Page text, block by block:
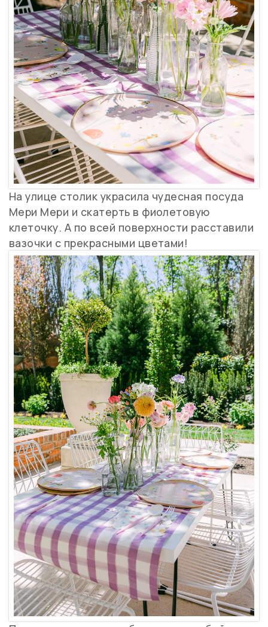
На улице столик украсила чудесная посуда
Мери Мери и скатерть в фиолетовую
клеточку. А по всей поверхности расставили
вазочки с прекрасными цветами!